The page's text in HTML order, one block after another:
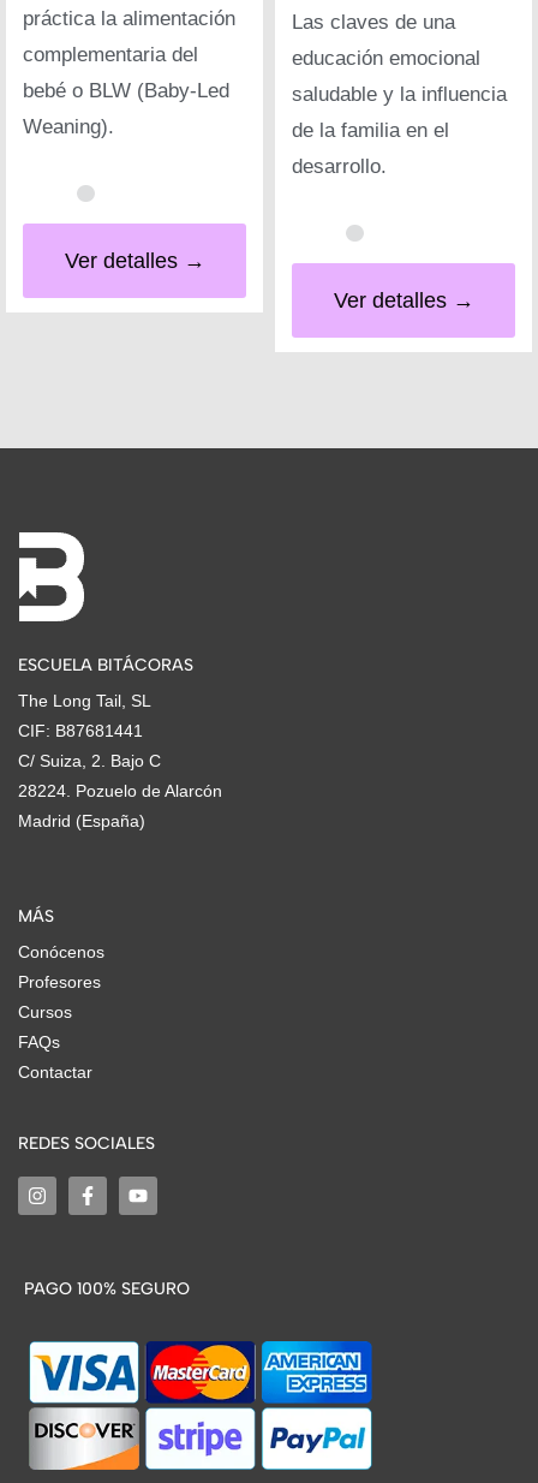
práctica la alimentación
complementaria del
bebé o BLW (Baby-Led
Weaning).
Ver detalles →
Las claves de una
educación emocional
saludable y la influencia
de la familia en el
desarrollo.
Ver detalles →
ESCUELA BITÁCORAS
The Long Tail, SL
CIF: B87681441
C/ Suiza, 2. Bajo C
28224. Pozuelo de Alarcón
Madrid (España)
MÁS
Conócenos
Profesores
Cursos
FAQs
Contactar
REDES SOCIALES
PAGO 100% SEGURO